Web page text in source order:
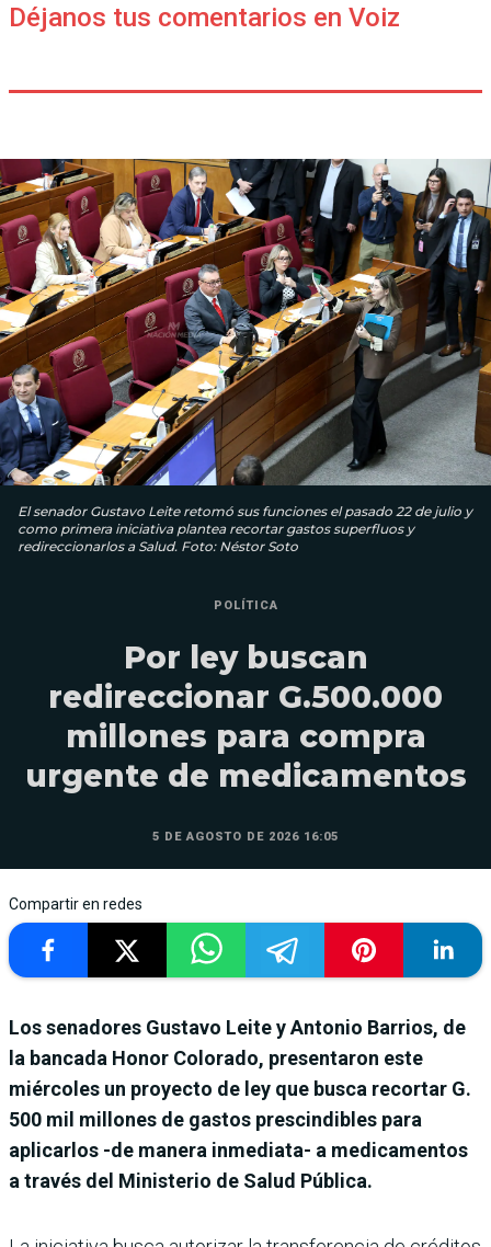
Déjanos tus comentarios en Voiz
El senador Gustavo Leite retomó sus funciones el pasado 22 de julio y
como primera iniciativa plantea recortar gastos superfluos y
redireccionarlos a Salud. Foto: Néstor Soto
POLÍTICA
Por ley buscan
redireccionar G.500.000
millones para compra
urgente de medicamentos
5 DE AGOSTO DE 2026 16:05
Compartir en redes
Los senadores Gustavo Leite y Antonio Barrios, de
la bancada Honor Colorado, presentaron este
miércoles un proyecto de ley que busca recortar G.
500 mil millones de gastos prescindibles para
aplicarlos -de manera inmediata- a medicamentos
a través del Ministerio de Salud Pública.